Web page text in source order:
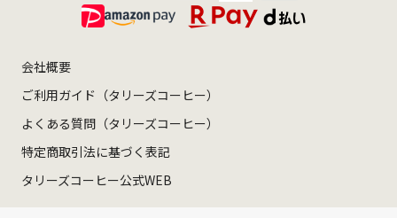
会社概要
ご利用ガイド（タリーズコーヒー）
よくある質問（タリーズコーヒー）
特定商取引法に基づく表記
タリーズコーヒー公式WEB